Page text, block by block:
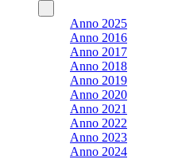
Anno 2025
Anno 2016
Anno 2017
Anno 2018
Anno 2019
Anno 2020
Anno 2021
Anno 2022
Anno 2023
Anno 2024